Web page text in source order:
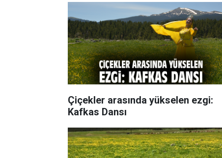
Çiçekler arasında yükselen ezgi:
Kafkas Dansı